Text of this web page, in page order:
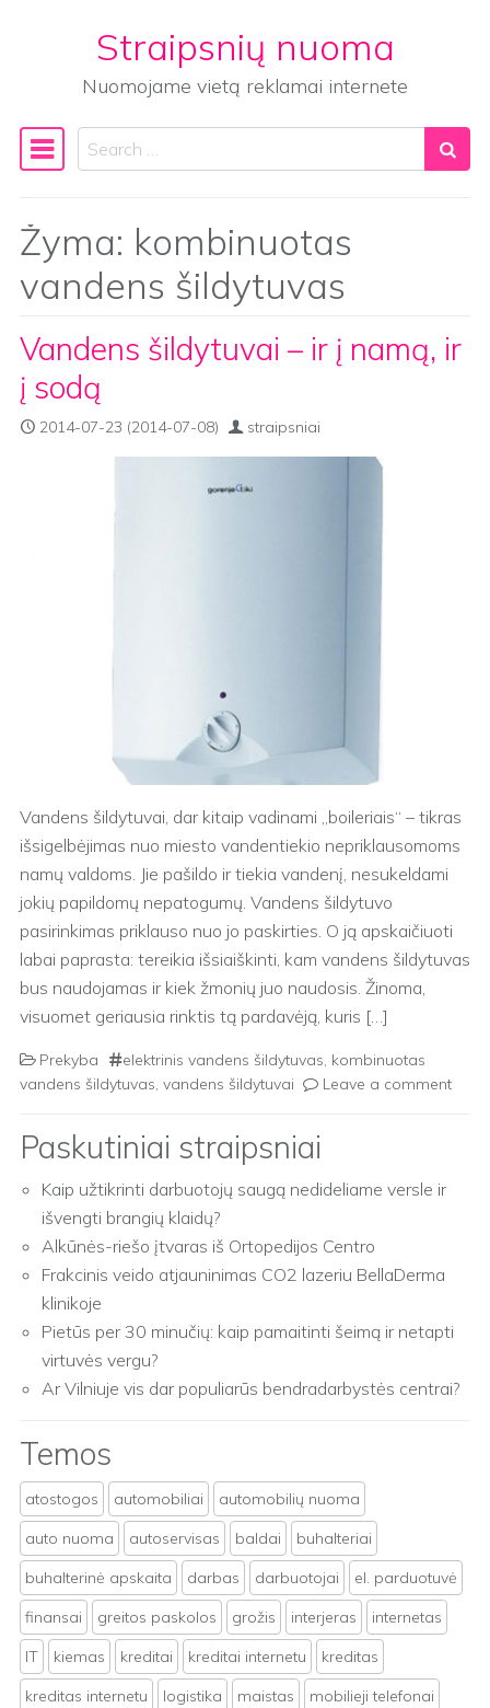
Straipsnių nuoma
Nuomojame vietą reklamai internete
Main Navigation
Search
Žyma: kombinuotas
vandens šildytuvas
Vandens šildytuvai – ir į namą, ir
į sodą
2014-07-23 (2014-07-08) straipsniai
Vandens šildytuvai, dar kitaip vadinami „boileriais“ – tikras
išsigelbėjimas nuo miesto vandentiekio nepriklausomoms
namų valdoms. Jie pašildo ir tiekia vandenį, nesukeldami
jokių papildomų nepatogumų. Vandens šildytuvo
pasirinkimas priklauso nuo jo paskirties. O ją apskaičiuoti
labai paprasta: tereikia išsiaiškinti, kam vandens šildytuvas
bus naudojamas ir kiek žmonių juo naudosis. Žinoma,
visuomet geriausia rinktis tą pardavėją, kuris […]
Prekyba elektrinis vandens šildytuvas, kombinuotas
vandens šildytuvas, vandens šildytuvai Leave a comment
Paskutiniai straipsniai
Kaip užtikrinti darbuotojų saugą nedideliame versle ir
išvengti brangių klaidų?
Alkūnės-riešo įtvaras iš Ortopedijos Centro
Frakcinis veido atjauninimas CO2 lazeriu BellaDerma
klinikoje
Pietūs per 30 minučių: kaip pamaitinti šeimą ir netapti
virtuvės vergu?
Ar Vilniuje vis dar populiarūs bendradarbystės centrai?
Temos
atostogos automobiliai
automobilių nuoma
auto nuoma
autoservisas baldai
buhalteriai
buhalterinė apskaita
darbas darbuotojai
el. parduotuvė
finansai
greitos paskolos grožis interjeras
internetas
IT
kiemas kreditai kreditai internetu
kreditas
kreditas internetu
logistika maistas
mobilieji telefonai